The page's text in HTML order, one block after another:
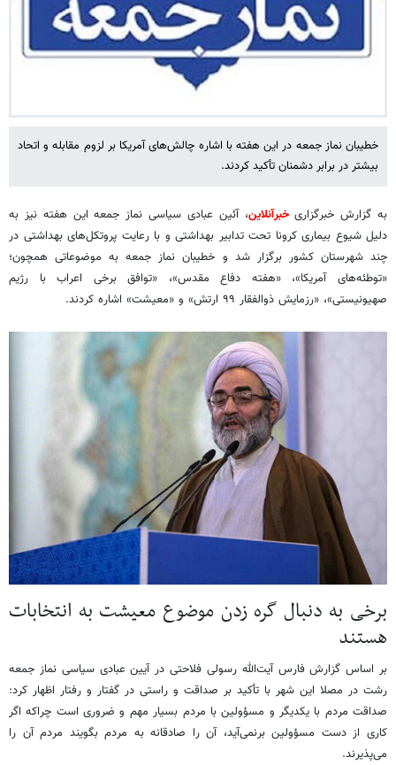
خطیبان نماز جمعه در این هفته با اشاره چالش‌های آمریکا بر لزوم مقابله و اتحاد
بیشتر در برابر دشمنان تأکید کردند.
به گزارش خبرگزاریخبرآنلاین، آئین عبادی سیاسی نماز جمعه این هفته نیز به
دلیل شیوع بیماری کرونا تحت تدابیر بهداشتی و با رعایت پروتکل‌های بهداشتی در
چند شهرستان کشور برگزار شد و خطیبان نماز جمعه به موضوعاتی همچون؛
«توطئه‌های آمریکا»، «هفته دفاع مقدس»، «توافق برخی اعراب با رژیم
صهیونیستی»، «رزمایش ذوالفقار ۹۹ ارتش» و «معیشت» اشاره کردند.
برخی به دنبال گره زدن موضوع معیشت به انتخابات
هستند
بر اساس گزارش فارس آیت‌الله رسولی فلاحتی در آیین عبادی سیاسی نماز جمعه
رشت در مصلا این شهر با تأکید بر صداقت و راستی در گفتار و رفتار اظهار کرد:
صداقت مردم با یکدیگر و مسؤولین با مردم بسیار مهم و ضروری است چراکه اگر
کاری از دست مسؤولین برنمی‌آید، آن را صادقانه به مردم بگویند مردم آن را
می‌پذیرند.